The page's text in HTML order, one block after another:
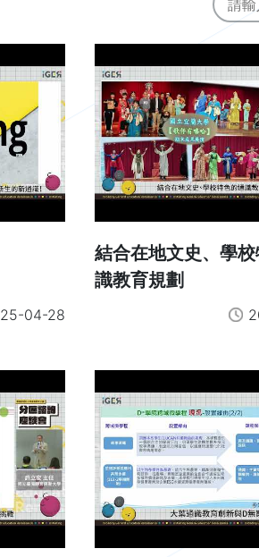
搜尋
04-28
結合在地文史、學
識教育規劃